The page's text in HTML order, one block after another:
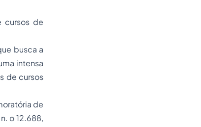
cursos de
busca a
intensa
de cursos
de
o 12.688,